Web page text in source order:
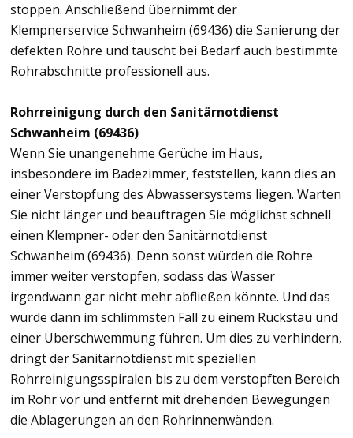
stoppen. Anschließend übernimmt der
Klempnerservice Schwanheim (69436) die Sanierung der
defekten Rohre und tauscht bei Bedarf auch bestimmte
Rohrabschnitte professionell aus.
Rohrreinigung durch den Sanitärnotdienst
Schwanheim (69436)
Wenn Sie unangenehme Gerüche im Haus,
insbesondere im Badezimmer, feststellen, kann dies an
einer Verstopfung des Abwassersystems liegen. Warten
Sie nicht länger und beauftragen Sie möglichst schnell
einen Klempner- oder den Sanitärnotdienst
Schwanheim (69436). Denn sonst würden die Rohre
immer weiter verstopfen, sodass das Wasser
irgendwann gar nicht mehr abfließen könnte. Und das
würde dann im schlimmsten Fall zu einem Rückstau und
einer Überschwemmung führen. Um dies zu verhindern,
dringt der Sanitärnotdienst mit speziellen
Rohrreinigungsspiralen bis zu dem verstopften Bereich
im Rohr vor und entfernt mit drehenden Bewegungen
die Ablagerungen an den Rohrinnenwänden.